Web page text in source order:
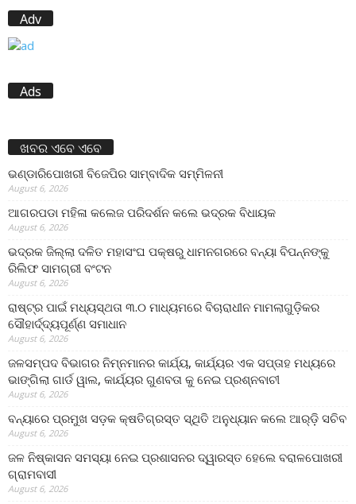
Adv
Ads
ଖବର ଏବେ ଏବେ
ଭଣ୍ଡାରିପୋଖରୀ ବିଜେପିର ସାମ୍ବାଦିକ ସମ୍ମିଳନୀ
August 6, 2026
ଆଗରପଡା ମହିଳା କଲେଜ ପରିଦର୍ଶନ କଲେ ଭଦ୍ରକ ବିଧାୟକ
August 6, 2026
ଭଦ୍ରକ ଜିଲ୍ଲା ଦଳିତ ମହାସଂଘ ପକ୍ଷରୁ ଧାମନଗରରେ ବନ୍ୟା ବିପନ୍ନଙ୍କୁ
ରିଲିଫ ସାମଗ୍ରୀ ବଂଟନ
August 6, 2026
ରାଷ୍ଟ୍ର ପାଇଁ ମଧ୍ୟସ୍ଥତା ୩.୦ ମାଧ୍ୟମରେ ବିଚାରାଧୀନ ମାମଲାଗୁଡ଼ିକର
ସୌହାର୍ଦ୍ଦ୍ୟପୂର୍ଣ୍ଣ ସମାଧାନ
August 6, 2026
ଜଳସମ୍ପଦ ବିଭାଗର ନିମ୍ନମାନର କାର୍ଯ୍ୟ, କାର୍ଯ୍ୟର ଏକ ସପ୍ତାହ ମଧ୍ୟରେ
ଭାଙ୍ଗିଲା ଗାର୍ଡ ୱାଲ, କାର୍ଯ୍ୟର ଗୁଣବତା କୁ ନେଇ ପ୍ରଶ୍ନବାଚୀ
August 6, 2026
ବନ୍ୟାରେ ପ୍ରମୁଖ ସଡ଼କ କ୍ଷତିଗ୍ରସ୍ତ ସ୍ଥିତି ଅନୁଧ୍ୟାନ କଲେ ଆର୍‌ଡ଼ି ସଚିବ
August 6, 2026
ଜଳ ନିଷ୍କାସନ ସମସ୍ୟା ନେଇ ପ୍ରଶାସନର ଦ୍ୱାରସ୍ତ ହେଲେ ବରାଳପୋଖରୀ
ଗ୍ରାମବାସୀ
August 6, 2026